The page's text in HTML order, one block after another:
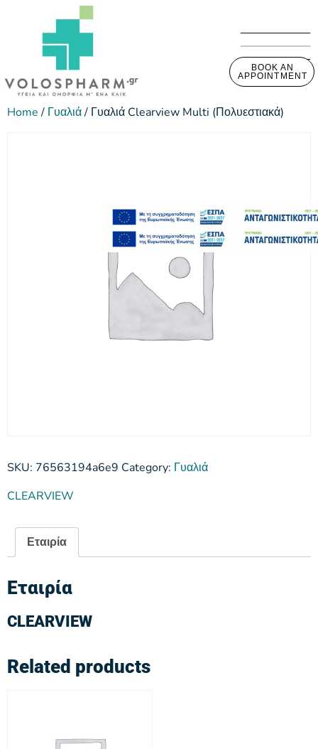
BOOK AN
APPOINTMENT
Home/ Γυαλιά/ Γυαλιά Clearview Multi (Πολυεστιακά)
SKU: 76563194a6e9 Category: Γυαλιά
CLEARVIEW
Εταιρία
Εταιρία
CLEARVIEW
Related products